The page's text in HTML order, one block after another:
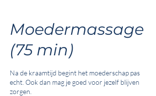
Moedermassage
(75 min)
Na de kraamtijd begint het moederschap pas
echt. Ook dan mag je goed voor jezelf blijven
zorgen.